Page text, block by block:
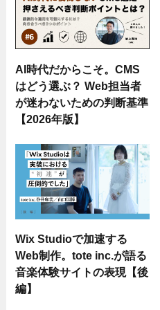
AI時代だからこそ。CMS
はどう選ぶ？ Web担当者
が迷わないための判断基準
【2026年版】
Wix Studioで加速する
Web制作。tote inc.が語る
音楽体験サイトの表現【後
編】